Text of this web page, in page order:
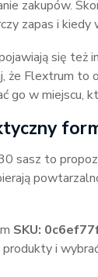
zakupów.
zapas i
się też
że Flextrum
go w miejscu,
sasz to
SKU:
i